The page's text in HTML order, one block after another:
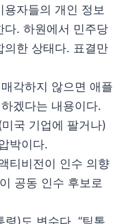
자들의 개인 정보
다. 하원에서 민주당
의한 상태다. 표결만
각하지 않으면 애플
겠다는 내용이다.
국 기업에 팔거나)
박이다.
티비전이 인수 의향
공동 인수 후보로
령)도 변수다. “틱톡